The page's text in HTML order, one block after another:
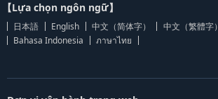
【Lựa chọn ngôn ngữ】
日本語 English 中文（简体字） 中文（繁體字）
Bahasa Indonesia
ภาษาไทย